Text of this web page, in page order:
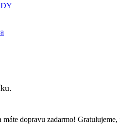
máte dopravu zadarmo! Gratulujeme,